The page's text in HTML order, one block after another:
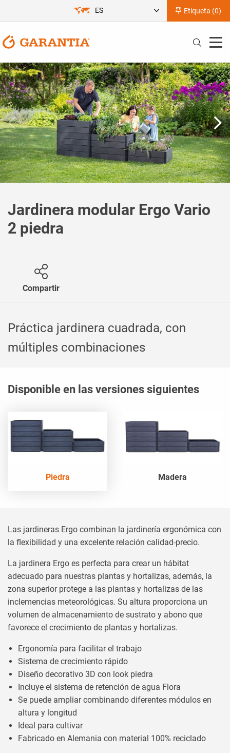
Etiqueta (0)
ES
Jardinera modular Ergo Vario
2 piedra
Compartir
Práctica jardinera cuadrada, con
múltiples combinaciones
Disponible en las versiones siguientes
Piedra Madera
Las jardineras Ergo combinan la jardinería ergonómica con
la flexibilidad y una excelente relación calidad-precio.
La jardinera Ergo es perfecta para crear un hábitat
adecuado para nuestras plantas y hortalizas, además, la
zona superior protege a las plantas y hortalizas de las
inclemencias meteorológicas. Su altura proporciona un
volumen de almacenamiento de sustrato y abono que
favorece el crecimiento de plantas y hortalizas.
Ergonomía para facilitar el trabajo
Sistema de crecimiento rápido
Diseño decorativo 3D con look piedra
Incluye el sistema de retención de agua Flora
Se puede ampliar combinando diferentes módulos en
altura y longitud
Ideal para cultivar
Fabricado en Alemania con material 100% reciclado